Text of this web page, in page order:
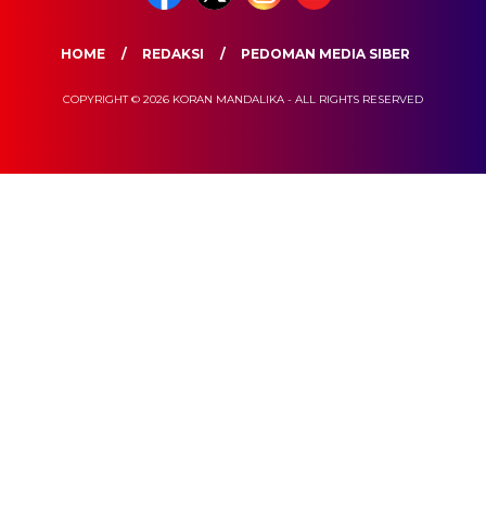
HOME REDAKSI PEDOMAN MEDIA SIBER
COPYRIGHT © 2026 KORAN MANDALIKA - ALL RIGHTS RESERVED